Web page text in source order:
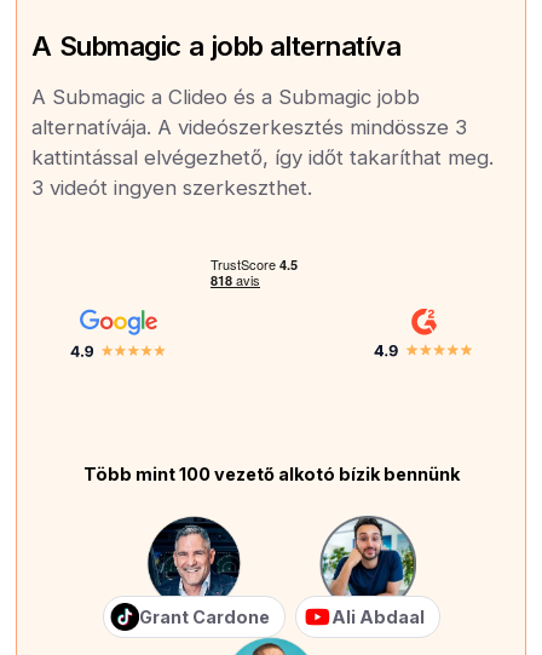
A Submagic a jobb alternatíva
A Submagic a Clideo és a Submagic jobb
alternatívája. A videószerkesztés mindössze 3
kattintással elvégezhető, így időt takaríthat meg.
3 videót ingyen szerkeszthet.
Több mint 100 vezető alkotó bízik bennünk
Grant Cardone Ali Abdaal